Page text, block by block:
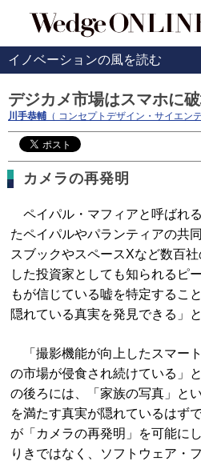
イノベーションの風を読む
デジカメ市場はスマホに
川手恭輔 （ コンセプトデザイン・サイエン
カメラの再発明
ペイパル・マフィアと呼ばれ
たペイパルやパランティアの共
スブックやスペースXなど数百
した投資家としても知られるピ
もが信じている嘘を特定するこ
隠れている真実を発見できる」
「撮影機能が向上したスマー
の市場が侵食され続けている」
の後ろには、「家族の写真」と
を満たす真実が隠れているはず
が「カメラの再発明」を可能に
りきではなく、ソフトウェア・